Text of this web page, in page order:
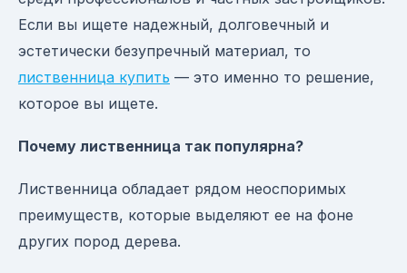
Если вы ищете надежный, долговечный и
эстетически безупречный материал, то
лиственница купить — это именно то решение,
которое вы ищете.
Почему лиственница так популярна?
Лиственница обладает рядом неоспоримых
преимуществ, которые выделяют ее на фоне
других пород дерева.